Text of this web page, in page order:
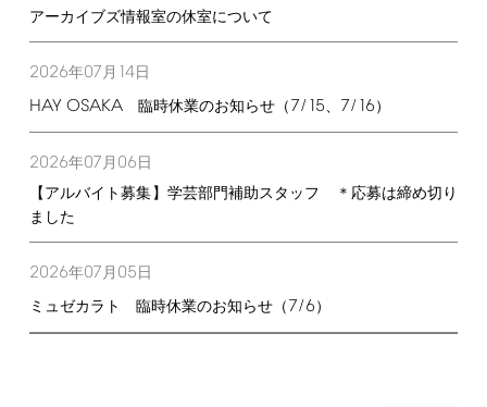
アーカイブズ情報室の休室について
2026年07月 14日
HAY OSAKA臨時休業のお知らせ（7/15、 7/16）
2026年07月 06日
【アルバイト募集】学芸部門補助スタッフ ＊応募は締め切り
ました
2026年07月 05日
ミュゼカラト 臨時休業のお知らせ（7/6）